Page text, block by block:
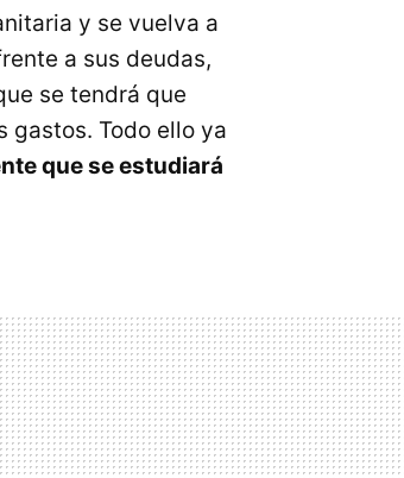
y se vuelva a
a sus deudas,
se tendrá que
gastos. Todo ello ya
que se estudiará